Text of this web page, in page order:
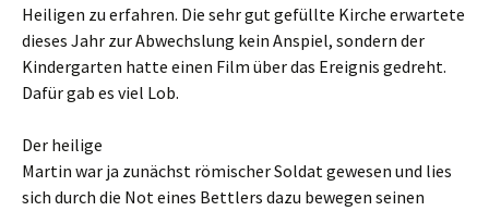
Heiligen zu erfahren. Die sehr gut gefüllte Kirche erwartete
dieses Jahr zur Abwechslung kein Anspiel, sondern der
Kindergarten hatte einen Film über das Ereignis gedreht.
Dafür gab es viel Lob.
Der heilige
Martin war ja zunächst römischer Soldat gewesen und lies
sich durch die Not eines Bettlers dazu bewegen seinen